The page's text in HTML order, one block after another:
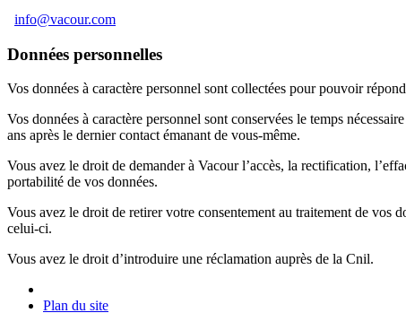
info@vacour.com
Données personnelles
Vos données à caractère personnel sont collectées pour pouvoir
Vos données à caractère personnel sont conservées le temps
ans après le dernier contact émanant de vous-même.
Vous avez le droit de demander à Vacour l’accès, la rectification,
portabilité de vos données.
Vous avez le droit de retirer votre consentement au traitement de vos
celui-ci.
Vous avez le droit d’introduire une réclamation auprès de la Cnil.
Plan du site